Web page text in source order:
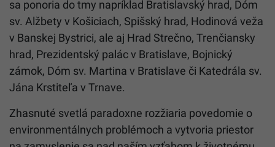
sa ponoria do tmy napríklad Bratislavský hrad, Dóm
sv. Alžbety v Košiciach, Spišský hrad, Hodinová veža
v Banskej Bystrici, ale aj Hrad Strečno, Trenčiansky
hrad, Prezidentský palác v Bratislave, Bojnický
zámok, Dóm sv. Martina v Bratislave či Katedrála sv.
Jána Krstiteľa v Trnave.
Zhasnuté svetlá paradoxne rozžiaria povedomie o
environmentálnych problémoch a vytvoria priestor